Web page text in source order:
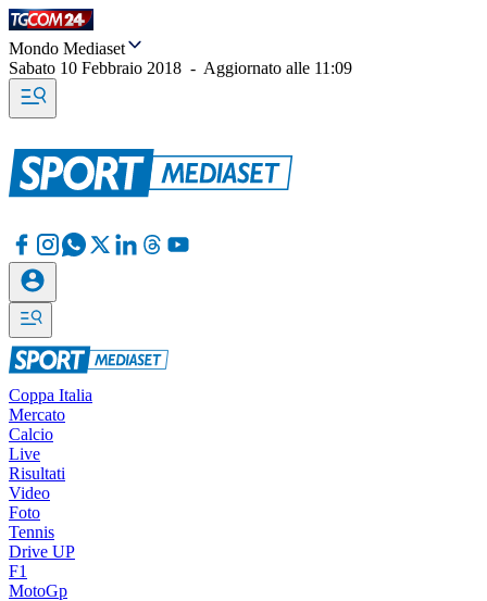
Mondo Mediaset
Sabato 10 Febbraio 2018 - Aggiornato alle 11:09
Coppa Italia
Mercato
Calcio
Live
Risultati
Video
Foto
Tennis
Drive UP
F1
MotoGp